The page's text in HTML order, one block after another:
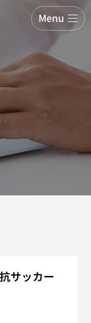
Menu
サッカー